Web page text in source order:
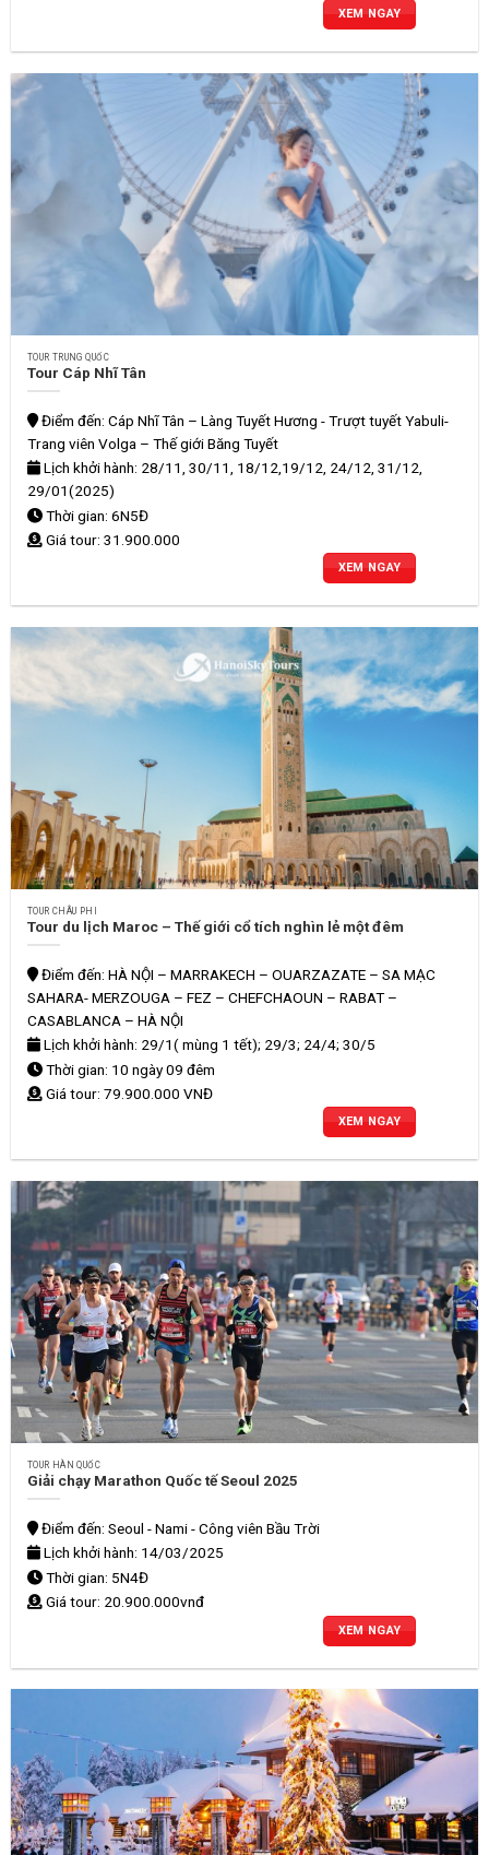
XEM NGAY
TOUR TRUNG QUỐC
Tour Cáp Nhĩ Tân
Điểm đến: Cáp Nhĩ Tân – Làng Tuyết Hương - Trượt tuyết Yabuli-
Trang viên Volga – Thế giới Băng Tuyết
Lịch khởi hành: 28/11, 30/11, 18/12,19/12, 24/12, 31/12,
29/01(2025)
Thời gian: 6N5Đ
Giá tour: 31.900.000
XEM NGAY
TOUR CHÂU PHI
Tour du lịch Maroc – Thế giới cổ tích nghìn lẻ một đêm
Điểm đến: HÀ NỘI – MARRAKECH – OUARZAZATE – SA MẠC
SAHARA- MERZOUGA – FEZ – CHEFCHAOUN – RABAT –
CASABLANCA – HÀ NỘI
Lịch khởi hành: 29/1( mùng 1 tết); 29/3; 24/4; 30/5
Thời gian: 10 ngày 09 đêm
Giá tour: 79.900.000 VNĐ
XEM NGAY
TOUR HÀN QUỐC
Giải chạy Marathon Quốc tế Seoul 2025
Điểm đến: Seoul - Nami - Công viên Bầu Trời
Lịch khởi hành: 14/03/2025
Thời gian: 5N4Đ
Giá tour: 20.900.000vnđ
XEM NGAY